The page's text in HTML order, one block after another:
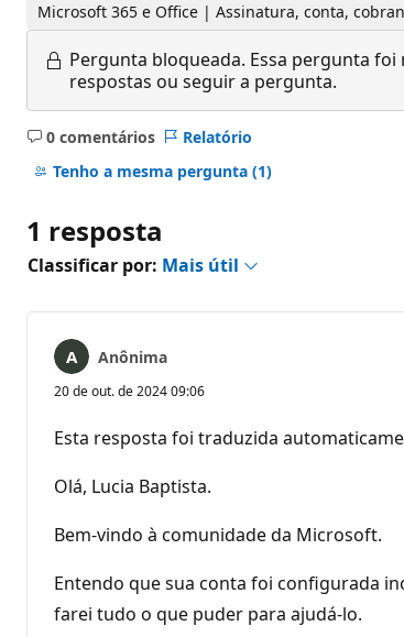
Microsoft 365 e Office | Assinatura, conta,
Pergunta bloqueada. Essa pergunta foi
respostas ou seguir a pergunta.
0 comentários
Sem
comentários
Relatório
Tenho a mesma pergunta (1)
1 resposta
Classificar por: Mais útil
Anônima
20 de out. de 2024 09:06
Esta resposta foi traduzida
Olá, Lucia Baptista.
Bem-vindo à comunidade da Microsoft.
Entendo que sua conta foi configurada
farei tudo o que puder para ajudá-lo.